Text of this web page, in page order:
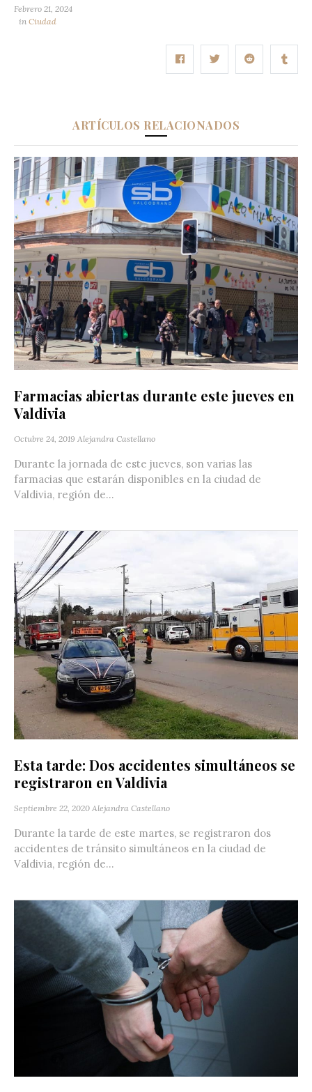
Febrero 21, 2024
in Ciudad
ARTÍCULOS RELACIONADOS
Farmacias abiertas durante este jueves en
Valdivia
Octubre 24, 2019 Alejandra Castellano
Durante la jornada de este jueves, son varias las
farmacias que estarán disponibles en la ciudad de
Valdivia, región de...
Esta tarde: Dos accidentes simultáneos se
registraron en Valdivia
Septiembre 22, 2020 Alejandra Castellano
Durante la tarde de este martes, se registraron dos
accidentes de tránsito simultáneos en la ciudad de
Valdivia, región de...